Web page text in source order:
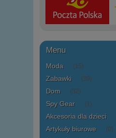
Menu
Moda (15)
Zabawki (39)
Dom (32)
Spy Gear (1)
Akcesoria dla dzieci
Artykuły biurowe (0)